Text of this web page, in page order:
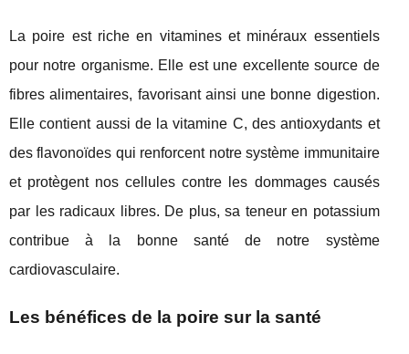
La poire est riche en vitamines et minéraux essentiels
pour notre organisme. Elle est une excellente source de
fibres alimentaires, favorisant ainsi une bonne digestion.
Elle contient aussi de la vitamine C, des antioxydants et
des flavonoïdes qui renforcent notre système immunitaire
et protègent nos cellules contre les dommages causés
par les radicaux libres. De plus, sa teneur en potassium
contribue à la bonne santé de notre système
cardiovasculaire.
Les bénéfices de la poire sur la santé